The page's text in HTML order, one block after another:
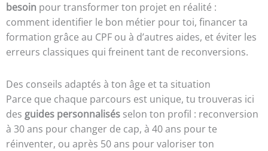
besoin pour transformer ton projet en réalité :
comment identifier le bon métier pour toi, financer ta
formation grâce au CPF ou à d’autres aides, et éviter les
erreurs classiques qui freinent tant de reconversions.
Des conseils adaptés à ton âge et ta situation
Parce que chaque parcours est unique, tu trouveras ici
des guides personnalisés selon ton profil : reconversion
à 30 ans pour changer de cap, à 40 ans pour te
réinventer, ou après 50 ans pour valoriser ton